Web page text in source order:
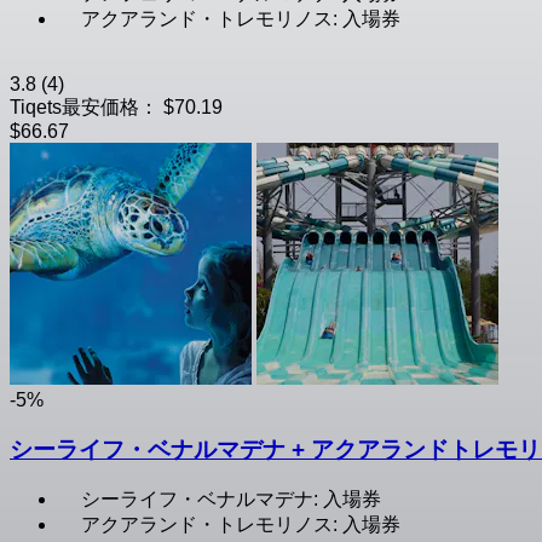
アクアランド・トレモリノス: 入場券
3.8 (4)
Tiqets最安価格：
$70.19
$66.67
-5%
シーライフ・ベナルマデナ + アクアランドトレモ
シーライフ・ベナルマデナ: 入場券
アクアランド・トレモリノス: 入場券